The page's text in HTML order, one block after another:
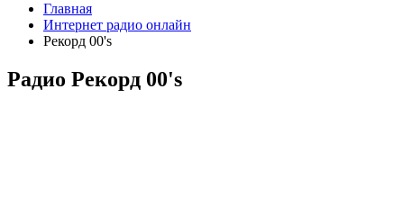
Главная
Интернет радио онлайн
Рекорд 00's
Радио Рекорд 00's